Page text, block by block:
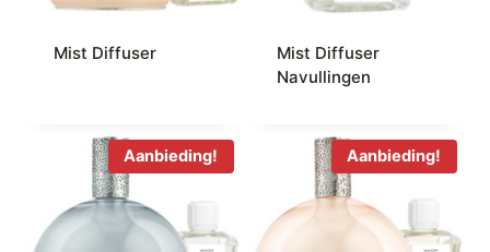
Mist Diffuser
Mist Diffuser
Navullingen
Aanbieding! Aanbieding!